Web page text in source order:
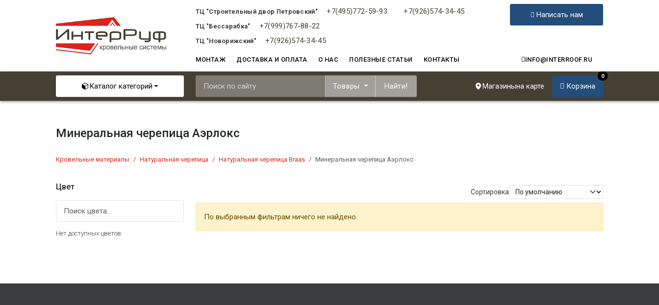
ТЦ "Строительный двор Петровский" +7(495)772-59-93 +7(926)574-34-45
ТЦ "Бессарабка" +7(999)767-88-22
ТЦ "Новорижский" +7(926)574-34-45
Написать нам
МОНТАЖ ДОСТАВКА И ОПЛАТА О НАС ПОЛЕЗНЫЕ СТАТЬИ КОНТАКТЫ INFO@INTERROOF.RU
Каталог категорий Товары Найти! Магазинына карте Корзина
0
Минеральная черепица Аэрлокс
Кровельные материалы Натуральная черепица Натуральная черепица Braas Минеральная черепица Аэрлокс
Цвет
Нет доступных цветов
Сортировка
По выбранным фильтрам ничего не найдено.